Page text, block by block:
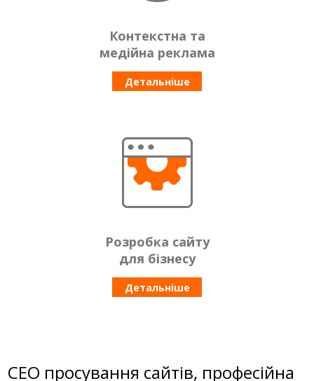
Контекстна та
медійна реклама
Детальніше
Розробка сайту
для бізнесу
Детальніше
СЕО просування сайтів, професійна